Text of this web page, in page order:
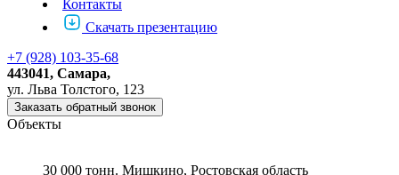
Контакты
Скачать презентацию
+7 (928) 103-35-68
443041, Самара,
ул. Льва Толстого, 123
Заказать обратный звонок
Объекты
30 000 тонн. Мишкино, Ростовская область